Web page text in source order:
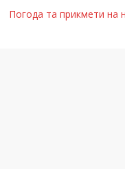
Погода та прикмети на